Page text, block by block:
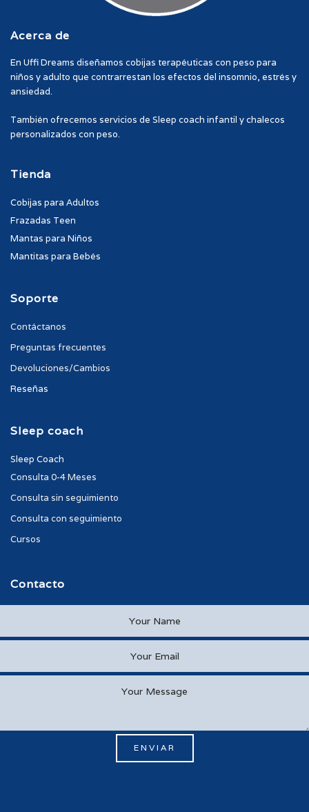
Acerca de
En Uffi Dreams diseñamos cobijas terapéuticas con peso para
niños y adulto que contrarrestan los efectos del insomnio, estrés y
ansiedad.
También ofrecemos servicios de Sleep coach infantil y chalecos
personalizados con peso.
Tienda
Cobijas para Adultos
Frazadas Teen
Mantas para Niños
Mantitas para Bebés
Soporte
Contáctanos
Preguntas frecuentes
Devoluciones/Cambios
Reseñas
Sleep coach
Sleep Coach
Consulta 0-4 Meses
Consulta sin seguimiento
Consulta con seguimiento
Cursos
Contacto
ENVIAR